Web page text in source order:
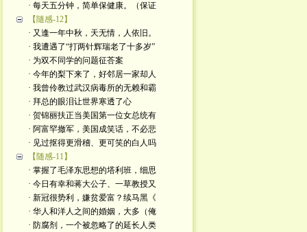
· 每天五分钟，简单保健康。（保证
【隨感-12】
· 又逢一年中秋，天无情，人依旧。
· 我遭遇了“打两针辉瑞老了十多岁”
· 为双不同学的问题征荅案
· 今年的梨下来了，好邻居一家却人
· 我曾伶教过武汉病毒所的无赖和霸
· 拜总的眼泪让世界寒透了心
· 贺锦丽扶正当美国第一位女总统有
· 阿富罕撤军，美国成笑话，不必悲
· 见过抠得更滑稽、更可笑的白人吗
【随感-11】
· 掌握了毛泽东思想的塔利班，细思
· 今日有幸和蒋大公子、一草教授又
· 新冠很势利，嫌贫爱富？续马黑《
· 华人和洋人之间的婚姻，大多（俺
· 防腐剂，一个被忽略了的延长人类